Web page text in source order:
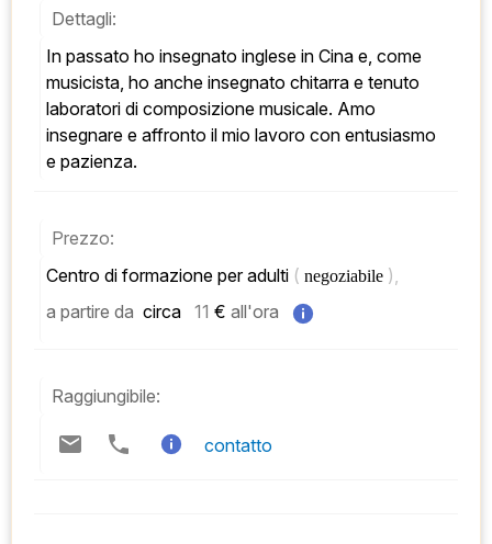
Dettagli:
In passato ho insegnato inglese in Cina e, come
musicista, ho anche insegnato chitarra e tenuto
laboratori di composizione musicale. Amo
insegnare e affronto il mio lavoro con entusiasmo
e pazienza.
Prezzo:
Centro di formazione per adulti ( negoziabile ),
a partire da circa 11 € all'ora
Raggiungibile:
contatto